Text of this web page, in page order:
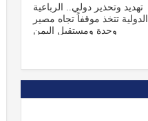
الإعلام الأمريكي يكشف تهرّب
"بايدن" من مخابراته ولجوءه
للكلاب البوليسية